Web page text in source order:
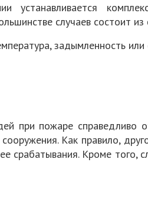
случаев состоит
задымленность
при пожаре справедливо
Как правило,
срабатывания. Кроме того,